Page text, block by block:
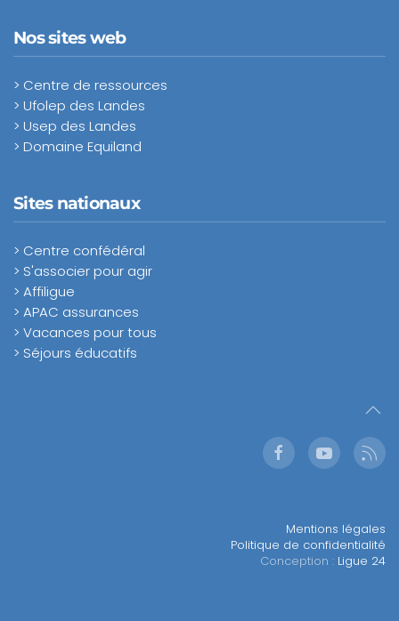
Nos sites web
> Centre de ressources
> Ufolep des Landes
> Usep des Landes
> Domaine Equiland
Sites nationaux
> Centre confédéral
> S'associer pour agir
> Affiligue
> APAC assurances
> Vacances pour tous
> Séjours éducatifs
Mentions légales
Politique de confidentialité
Conception : Ligue 24